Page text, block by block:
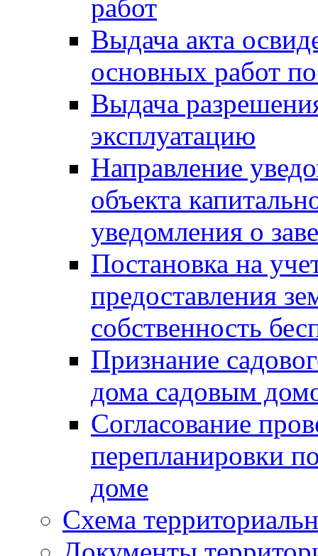
работ
Выдача акта
основных работ
Выдача
эксплуатацию
Направление
объекта
уведомления о
Постановка на
предоставления
собственность
Признание
дома садовым
Согласование
перепланировки
доме
Схема